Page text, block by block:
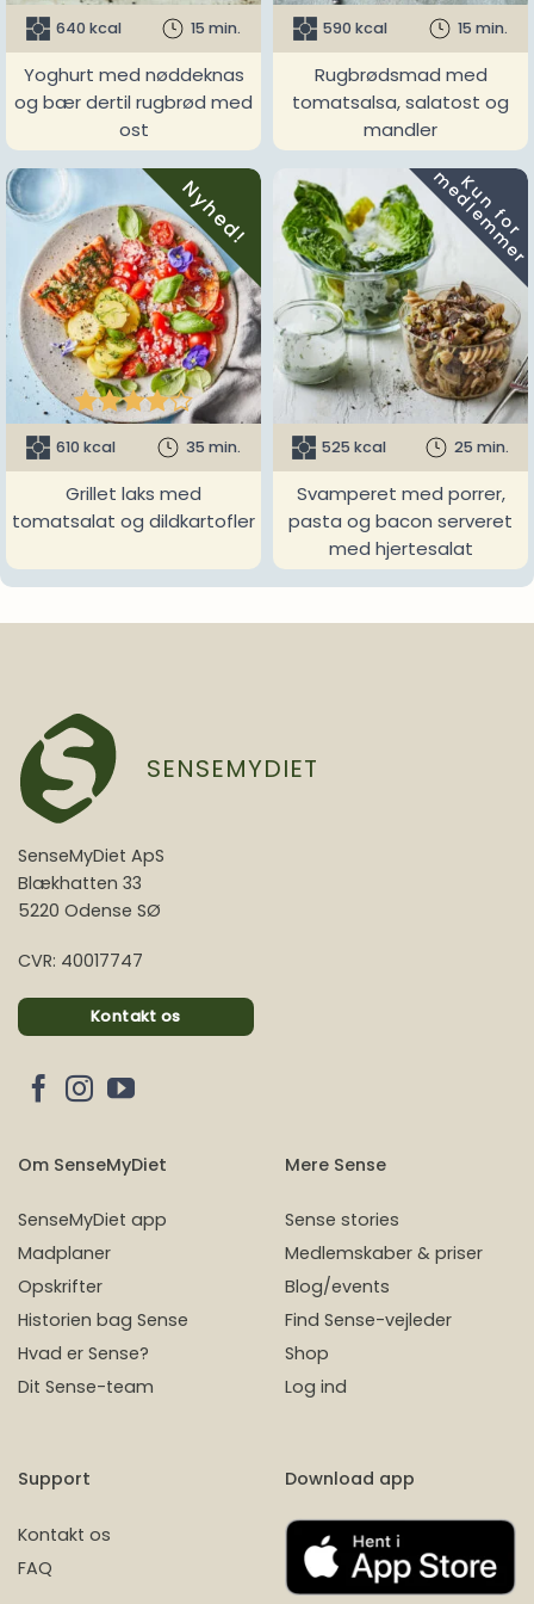
640 kcal 15 min.
Yoghurt med nøddeknas
og bær dertil rugbrød med
ost
590 kcal 15 min.
Rugbrødsmad med
tomatsalsa, salatost og
mandler
Nyhed!

610 kcal 35 min.
Grillet laks med
tomatsalat og dildkartofler
K
u
n
f
o
r
m
e
d
l
e
m
m
e
r
525 kcal 25 min.
Svamperet med porrer,
pasta og bacon serveret
med hjertesalat
SENSEMYDIET
SenseMyDiet ApS
Blækhatten 33
5220 Odense SØ
CVR: 40017747
Kontakt os
Om SenseMyDiet
SenseMyDiet app
Madplaner
Opskrifter
Historien bag Sense
Hvad er Sense?
Dit Sense-team
Mere Sense
Sense stories
Medlemskaber & priser
Blog/events
Find Sense-vejleder
Shop
Log ind
Support
Kontakt os
FAQ
Download app